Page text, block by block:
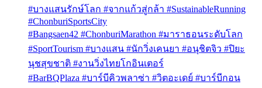
#บางแสนรักษ์โลก #จากแก้วสู่กล้า #SustainableRunning
#ChonburiSportsCity
#Bangsaen42 #ChonburiMarathon #มาราธอนระดับโลก
#SportTourism #บางแสน #นักวิ่งเคนยา #อนุชิตจิว #ปิยะ
นุชสุขชาติ #งานวิ่งไทยโกอินเตอร์
#BarBQPlaza #บาร์บีคิวพลาซ่า #วิตอะเดย์ #บาร์บีกอน